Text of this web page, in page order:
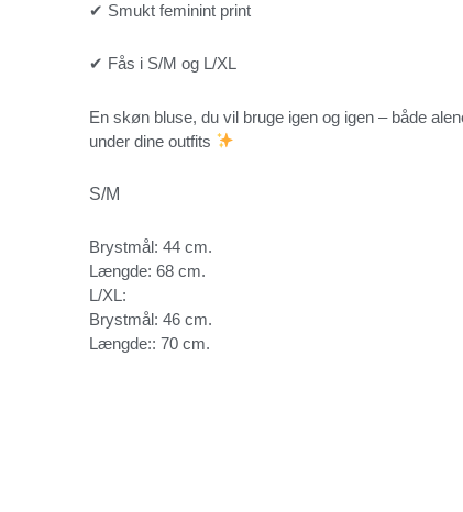
✔ Smukt feminint print
✔ Fås i S/M og L/XL
En skøn bluse, du vil bruge igen og igen – både
under dine outfits
S/M
Brystmål: 44 cm.
Længde: 68 cm.
L/XL:
Brystmål: 46 cm.
Længde:: 70 cm.